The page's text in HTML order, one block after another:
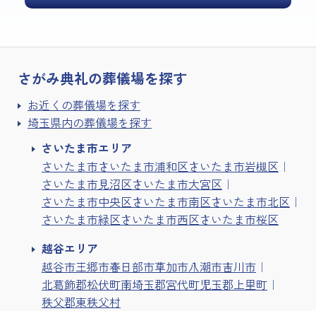
さがみ典礼の葬儀場を探す
お近くの葬儀場を探す
埼玉県内の葬儀場を探す
さいたま市エリア
さいたま市さいたま市浦和区さいたま市岩槻区
さいたま市見沼区さいたま市大宮区
さいたま市中央区さいたま市南区さいたま市北区
さいたま市緑区さいたま市西区さいたま市桜区
越谷エリア
越谷市三郷市春日部市草加市八潮市吉川市
北葛飾郡松伏町南埼玉郡宮代町児玉郡上里町
秩父郡東秩父村